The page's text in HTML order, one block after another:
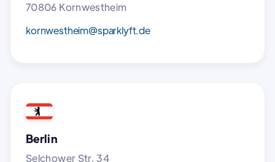
70806 Kornwestheim
kornwestheim@sparklyft.de
Berlin
Selchower Str. 34